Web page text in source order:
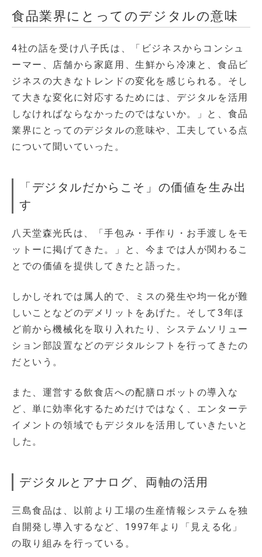
食品業界にとってのデジタルの意味
4社の話を受け八子氏は、「ビジネスからコンシュ
ーマー、店舗から家庭用、生鮮から冷凍と、食品ビ
ジネスの大きなトレンドの変化を感じられる。そし
て大きな変化に対応するためには、デジタルを活用
しなければならなかったのではないか。」と、食品
業界にとってのデジタルの意味や、工夫している点
について聞いていった。
「デジタルだからこそ」の価値を生み出
す
八天堂森光氏は、「手包み・手作り・お手渡しをモ
ットーに掲げてきた。」と、今までは人が関わるこ
とでの価値を提供してきたと語った。
しかしそれでは属人的で、ミスの発生や均一化が難
しいことなどのデメリットをあげた。そして3年ほ
ど前から機械化を取り入れたり、システムソリュー
ション部設置などのデジタルシフトを行ってきたの
だという。
また、運営する飲食店への配膳ロボットの導入な
ど、単に効率化するためだけではなく、エンターテ
イメントの領域でもデジタルを活用していきたいと
した。
デジタルとアナログ、両軸の活用
三島食品は、以前より工場の生産情報システムを独
自開発し導入するなど、1997年より「見える化」
の取り組みを行っている。